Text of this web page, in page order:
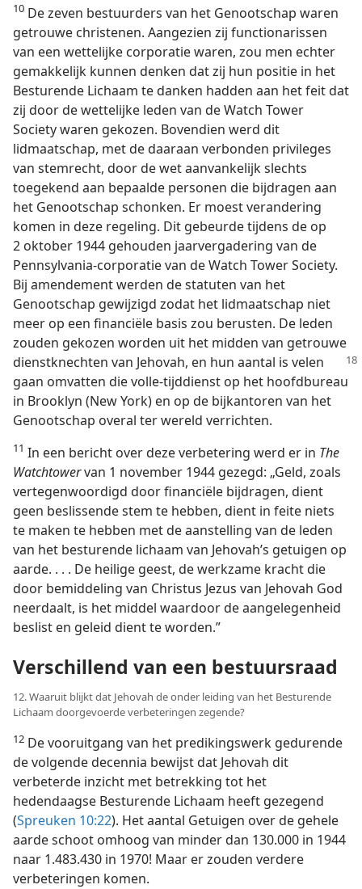
10 De zeven bestuurders van het Genootschap waren
getrouwe christenen. Aangezien zij functionarissen
van een wettelijke corporatie waren, zou men echter
gemakkelijk kunnen denken dat zij hun positie in het
Besturende Lichaam te danken hadden aan het feit dat
zij door de wettelijke leden van de Watch Tower
Society waren gekozen. Bovendien werd dit
lidmaatschap, met de daaraan verbonden privileges
van stemrecht, door de wet aanvankelijk slechts
toegekend aan bepaalde personen die bijdragen aan
het Genootschap schonken. Er moest verandering
komen in deze regeling. Dit gebeurde tijdens de op
2 oktober 1944 gehouden jaarvergadering van de
Pennsylvania-corporatie van de Watch Tower Society.
Bij amendement werden de statuten van het
Genootschap gewijzigd zodat het lidmaatschap niet
meer op een financiële basis zou berusten. De leden
zouden gekozen worden uit het midden van getrouwe
dienstknechten van Jehovah, en hun aantal is velen
gaan omvatten die volle-tijddienst op het hoofdbureau
in Brooklyn (New York) en op de bijkantoren van het
Genootschap overal ter wereld verrichten.
11 In een bericht over deze verbetering werd er in The
Watchtowervan 1 november 1944 gezegd: „Geld, zoals
vertegenwoordigd door financiële bijdragen, dient
geen beslissende stem te hebben, dient in feite niets
te maken te hebben met de aanstelling van de leden
van het besturende lichaam van Jehovah’s getuigen op
aarde. . . . De heilige geest, de werkzame kracht die
door bemiddeling van Christus Jezus van Jehovah God
neerdaalt, is het middel waardoor de aangelegenheid
beslist en geleid dient te worden.”
Verschillend van een bestuursraad
12. Waaruit blijkt dat Jehovah de onder leiding van het Besturende
Lichaam doorgevoerde verbeteringen zegende?
12 De vooruitgang van het predikingswerk gedurende
de volgende decennia bewijst dat Jehovah dit
verbeterde inzicht met betrekking tot het
hedendaagse Besturende Lichaam heeft gezegend
(Spreuken 10:22). Het aantal Getuigen over de gehele
aarde schoot omhoog van minder dan 130.000 in 1944
naar 1.483.430 in 1970! Maar er zouden verdere
verbeteringen komen.